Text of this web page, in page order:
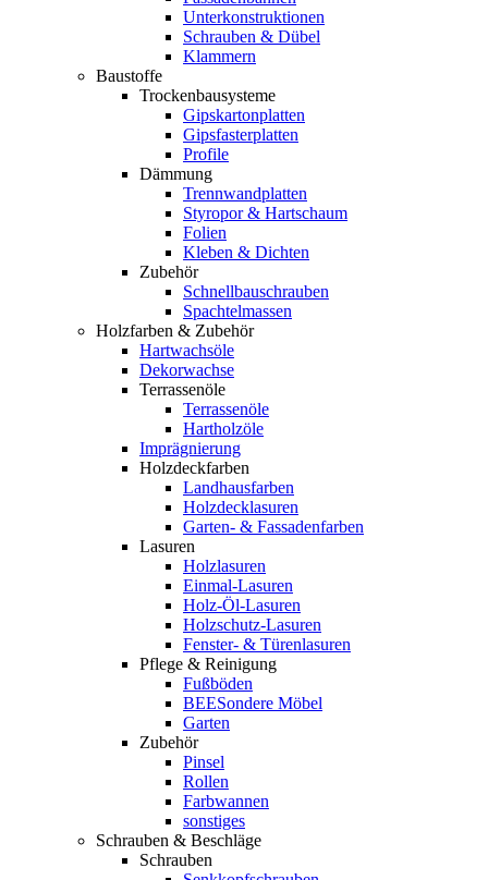
Unterkonstruktionen
Schrauben & Dübel
Klammern
Baustoffe
Trockenbausysteme
Gipskartonplatten
Gipsfasterplatten
Profile
Dämmung
Trennwandplatten
Styropor & Hartschaum
Folien
Kleben & Dichten
Zubehör
Schnellbauschrauben
Spachtelmassen
Holzfarben & Zubehör
Hartwachsöle
Dekorwachse
Terrassenöle
Terrassenöle
Hartholzöle
Imprägnierung
Holzdeckfarben
Landhausfarben
Holzdecklasuren
Garten- & Fassadenfarben
Lasuren
Holzlasuren
Einmal-Lasuren
Holz-Öl-Lasuren
Holzschutz-Lasuren
Fenster- & Türenlasuren
Pflege & Reinigung
Fußböden
BEESondere Möbel
Garten
Zubehör
Pinsel
Rollen
Farbwannen
sonstiges
Schrauben & Beschläge
Schrauben